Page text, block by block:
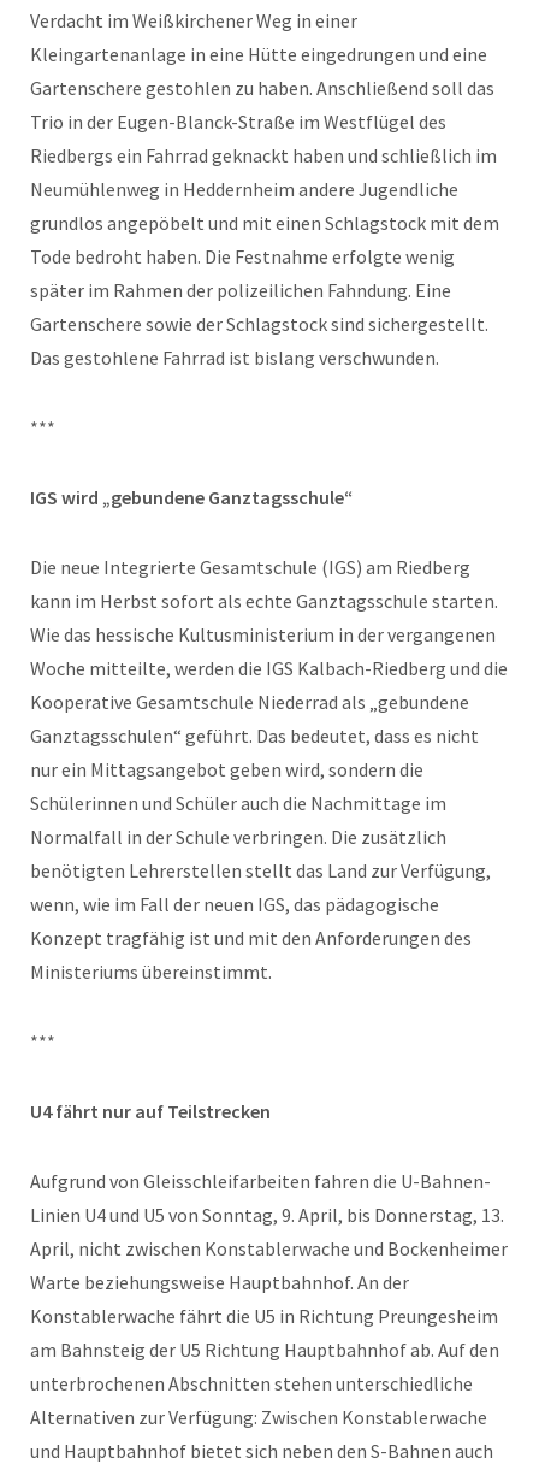
Verdacht im Weißkirchener Weg in einer
Kleingartenanlage in eine Hütte eingedrungen und eine
Gartenschere gestohlen zu haben. Anschließend soll das
Trio in der Eugen-Blanck-Straße im Westflügel des
Riedbergs ein Fahrrad geknackt haben und schließlich im
Neumühlenweg in Heddernheim andere Jugendliche
grundlos angepöbelt und mit einen Schlagstock mit dem
Tode bedroht haben. Die Festnahme erfolgte wenig
später im Rahmen der polizeilichen Fahndung. Eine
Gartenschere sowie der Schlagstock sind sichergestellt.
Das gestohlene Fahrrad ist bislang verschwunden.
***
IGS wird „gebundene Ganztagsschule“
Die neue Integrierte Gesamtschule (IGS) am Riedberg
kann im Herbst sofort als echte Ganztagsschule starten.
Wie das hessische Kultusministerium in der vergangenen
Woche mitteilte, werden die IGS Kalbach-Riedberg und die
Kooperative Gesamtschule Niederrad als „gebundene
Ganztagsschulen“ geführt. Das bedeutet, dass es nicht
nur ein Mittagsangebot geben wird, sondern die
Schülerinnen und Schüler auch die Nachmittage im
Normalfall in der Schule verbringen. Die zusätzlich
benötigten Lehrerstellen stellt das Land zur Verfügung,
wenn, wie im Fall der neuen IGS, das pädagogische
Konzept tragfähig ist und mit den Anforderungen des
Ministeriums übereinstimmt.
***
U4 fährt nur auf Teilstrecken
Aufgrund von Gleisschleifarbeiten fahren die U-Bahnen-
Linien U4 und U5 von Sonntag, 9. April, bis Donnerstag, 13.
April, nicht zwischen Konstablerwache und Bockenheimer
Warte beziehungsweise Hauptbahnhof. An der
Konstablerwache fährt die U5 in Richtung Preungesheim
am Bahnsteig der U5 Richtung Hauptbahnhof ab. Auf den
unterbrochenen Abschnitten stehen unterschiedliche
Alternativen zur Verfügung: Zwischen Konstablerwache
und Hauptbahnhof bietet sich neben den S-Bahnen auch